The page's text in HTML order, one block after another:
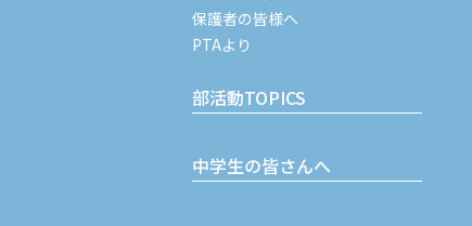
保護者の皆様へ
PTAより
部活動TOPICS
中学生の皆さんへ